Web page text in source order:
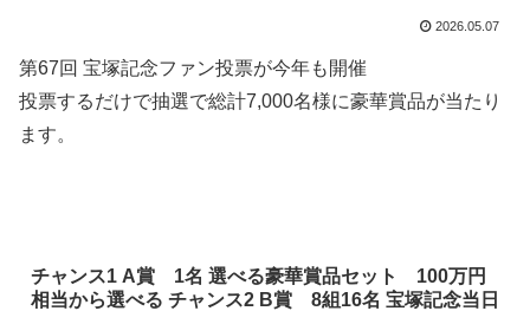
2026.05.07
第67回 宝塚記念ファン投票が今年も 開催
投票するだけで抽選で総計7,000名様に豪華賞品が当たり
ます。
チャンス1 A賞 1名 選べる豪華賞品セット 100万円
相当から選べる チャンス2 B賞 8組16名 宝塚記念当日